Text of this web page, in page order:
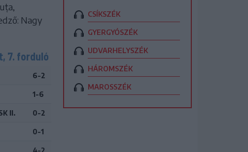
Nagy
7. forduló
6-2
1-6
II. 0-2
0-1
CSÍKSZÉK
GYERGYÓSZÉK
UDVARHELYSZÉK
HÁROMSZÉK
MAROSSZÉK